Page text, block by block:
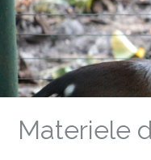
Materiele